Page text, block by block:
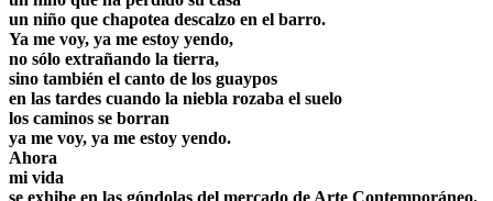
un niño que chapotea descalzo en el barro.
Ya me voy, ya me estoy yendo,
no sólo extrañando la tierra,
sino también el canto de los guaypos
en las tardes cuando la niebla rozaba el suelo
los caminos se borran
ya me voy, ya me estoy yendo.
Ahora
mi vida
se exhibe en las góndolas del mercado de Arte Contemporáneo.